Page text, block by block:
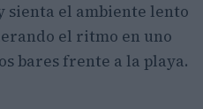
sienta el ambiente lento
el ritmo en uno
bares frente a la playa.